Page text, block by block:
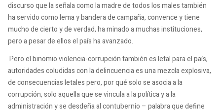
discurso que la señala como la madre de todos los males también
ha servido como lema y bandera de campaña, convence y tiene
mucho de cierto y de verdad, ha minado a muchas instituciones,
pero a pesar de ellos el país ha avanzado.
Pero el binomio violencia-corrupción también es letal para el país,
autoridades coludidas con la delincuencia es una mezcla explosiva,
de consecuencias letales pero, por qué solo se asocia a la
corrupción, solo aquella que se vincula a la política y a la
administración y se desdeña al contubernio – palabra que define